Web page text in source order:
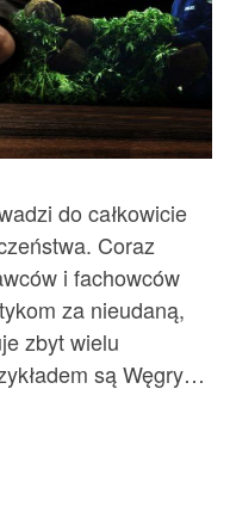
do całkowicie
Coraz
i fachowców
za nieudaną,
zbyt wielu
są Węgry…